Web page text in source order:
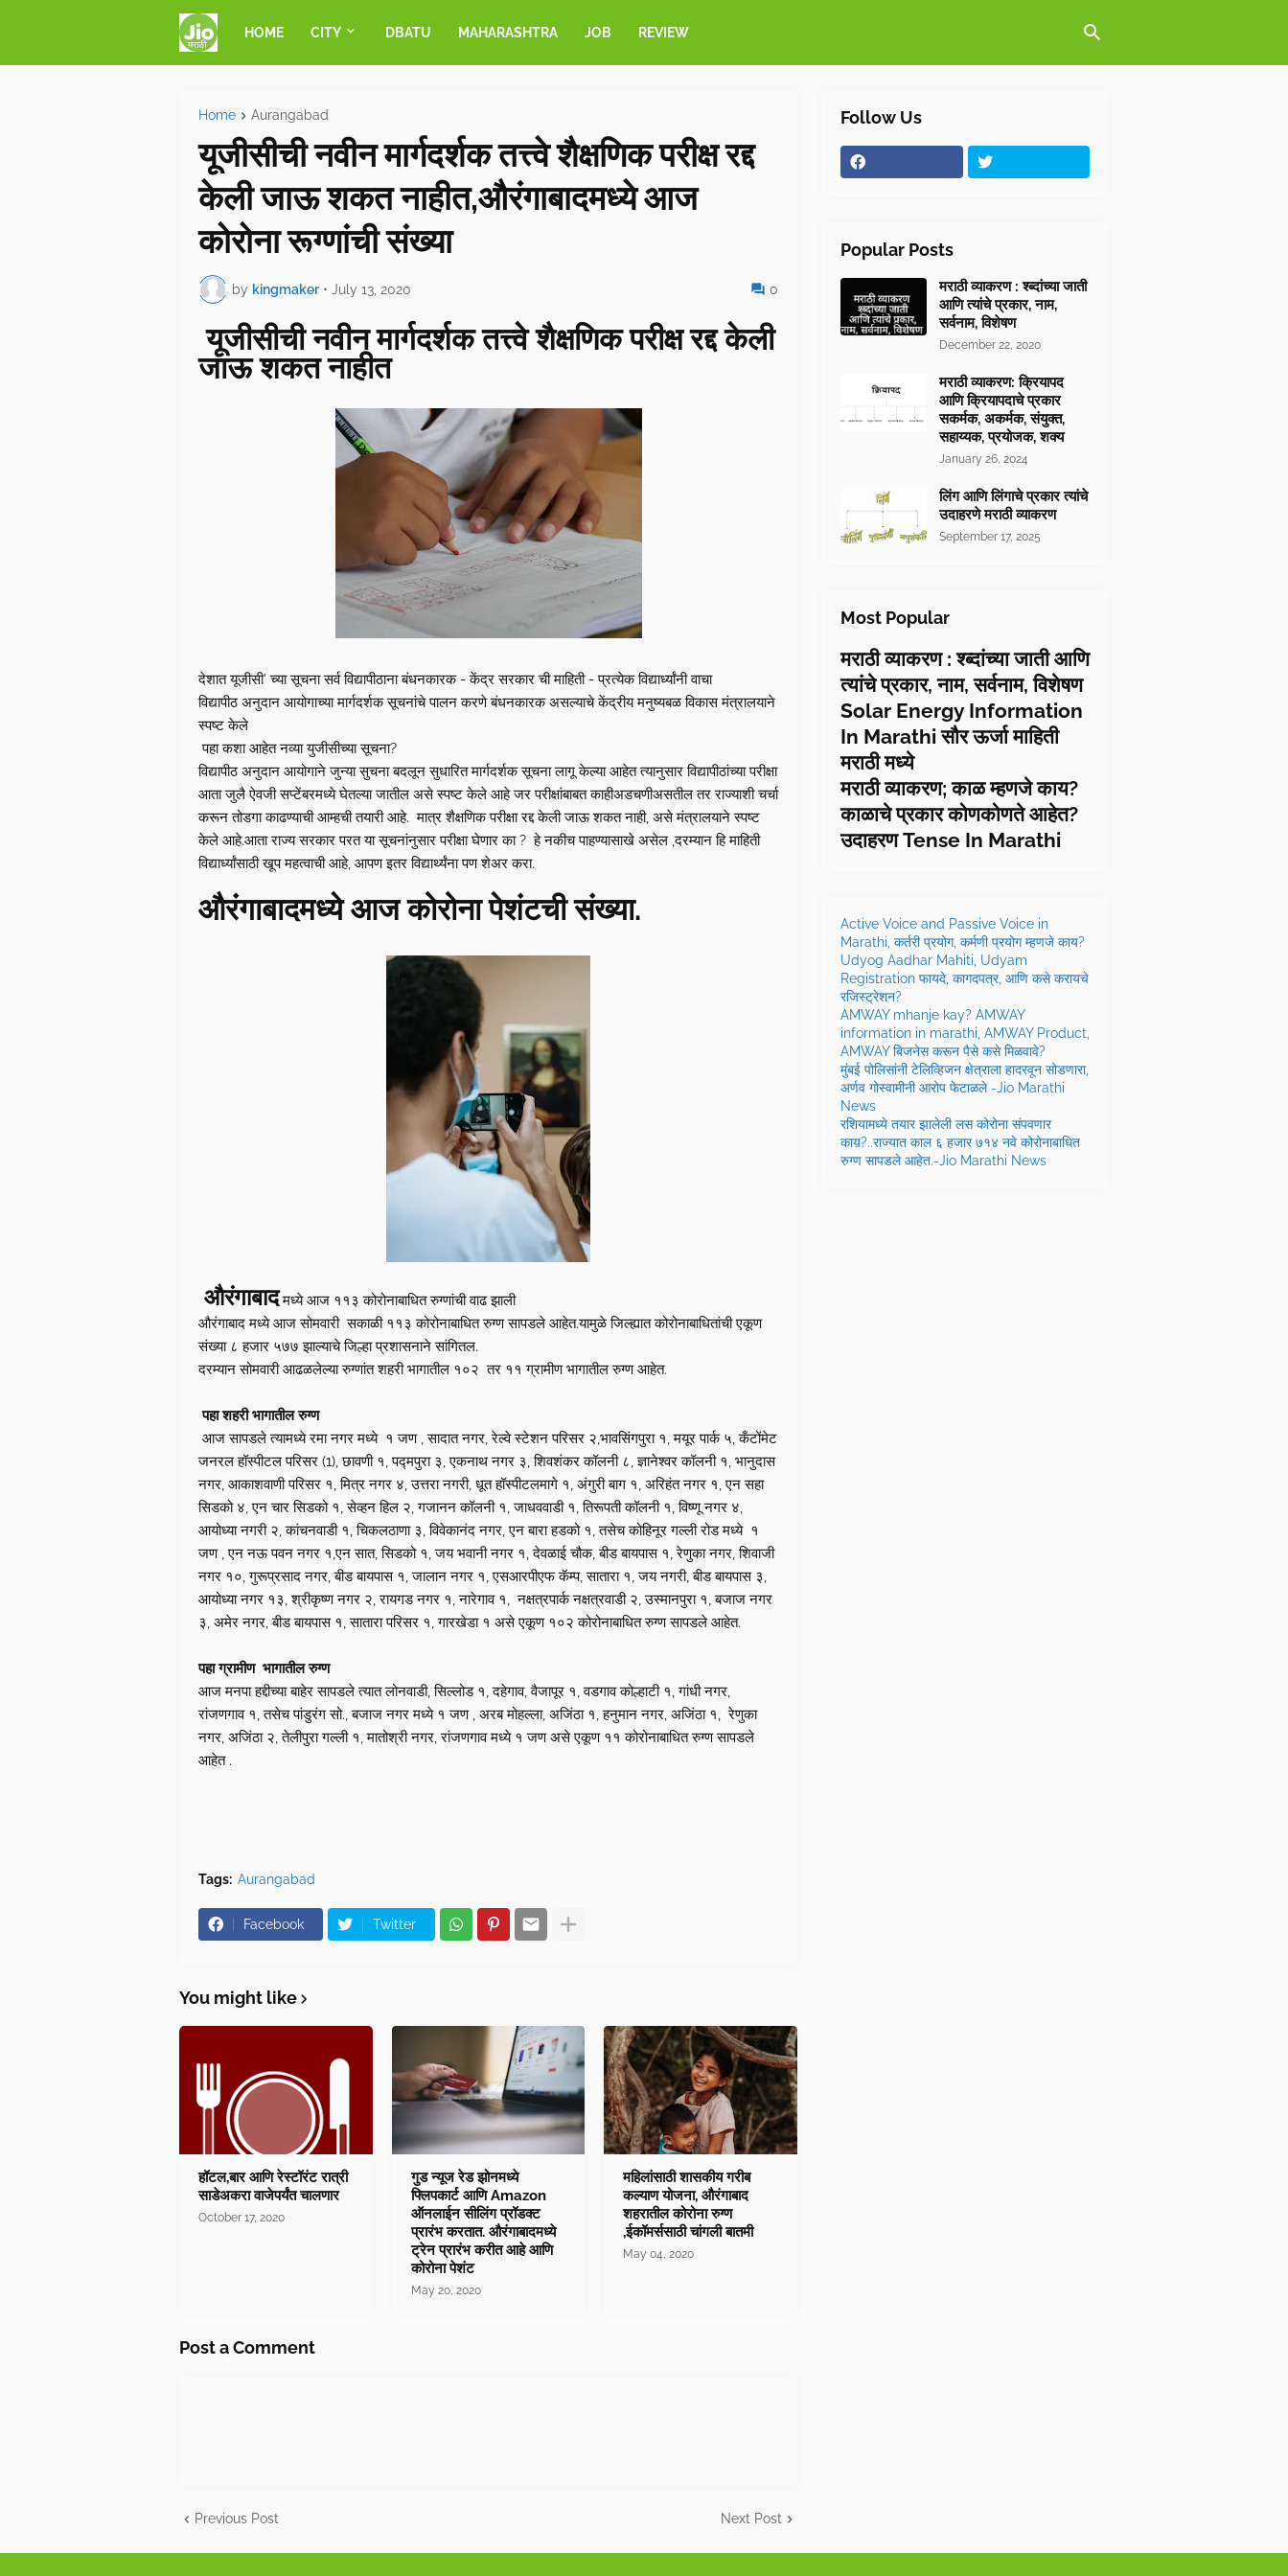
HOME CITY DBATU MAHARASHTRA JOB REVIEW
Home Aurangabad
यूजीसीची नवीन मार्गदर्शक तत्त्वे शैक्षणिक परीक्ष रद्द
केली जाऊ शकत नाहीत,औरंगाबादमध्ये आज
कोरोना रूग्णांची संख्या
by kingmaker • July 13, 2020 0
यूजीसीची नवीन मार्गदर्शक तत्त्वे शैक्षणिक परीक्ष रद्द केली
जाऊ शकत नाहीत
देशात यूजीसी’ च्या सूचना सर्व विद्यापीठाना बंधनकारक - केंद्र सरकार ची माहिती - प्रत्येक विद्यार्ध्यांनी वाचा
विद्यापीठ अनुदान आयोगाच्या मार्गदर्शक सूचनांचे पालन करणे बंधनकारक असल्याचे केंद्रीय मनुष्यबळ विकास मंत्रालयाने
स्पष्ट केले
पहा कशा आहेत नव्या युजीसीच्या सूचना?
विद्यापीठ अनुदान आयोगाने जुन्या सुचना बदलून सुधारित मार्गदर्शक सूचना लागू केल्या आहेत त्यानुसार विद्यापीठांच्या परीक्षा
आता जुलै ऐवजी सप्टेंबरमध्ये घेतल्या जातील असे स्पष्ट केले आहे जर परीक्षांबाबत काहीअडचणीअसतील तर राज्याशी चर्चा
करून तोडगा काढण्याची आम्हची तयारी आहे. मात्र शैक्षणिक परीक्षा रद्द केली जाऊ शकत नाही, असे मंत्रालयाने स्पष्ट
केले आहे.आता राज्य सरकार परत या सूचनांनुसार परीक्षा घेणार का ? हे नकीच पाहण्यासाखे असेल ,दरम्यान हि माहिती
विद्यार्ध्यांसाठी खूप महत्वाची आहे, आपण इतर विद्यार्थ्यंना पण शेअर करा.
औरंगाबादमध्ये आज कोरोना पेशंटची संख्या.
औरंगाबादमध्ये आज ११३ कोरोनाबाधित रुग्णांची वाढ झाली
औरंगाबाद मध्ये आज सोमवारी सकाळी ११३ कोरोनाबाधित रुग्ण सापडले आहेत.यामुळे जिल्ह्यात कोरोनाबाधितांची एकूण
संख्या ८ हजार ५७७ झाल्याचे जिल्हा प्रशासनाने सांगितल.
दरम्यान सोमवारी आढळलेल्या रुग्णांत शहरी भागातील १०२ तर ११ ग्रामीण भागातील रुग्ण आहेत.
पहा शहरी भागातील रुग्ण
आज सापडले त्यामध्ये रमा नगर मध्ये १ जण , सादात नगर, रेल्वे स्टेशन परिसर २,भावसिंगपुरा १, मयूर पार्क ५, कँटोंमेट
जनरल हॉस्पीटल परिसर (1), छावणी १, पद्मपुरा ३, एकनाथ नगर ३, शिवशंकर कॉलनी ८, ज्ञानेश्वर कॉलनी १, भानुदास
नगर, आकाशवाणी परिसर १, मित्र नगर ४, उत्तरा नगरी, धूत हॉस्पीटलमागे १, अंगुरी बाग १, अरिहंत नगर १, एन सहा
सिडको ४, एन चार सिडको १, सेव्हन हिल २, गजानन कॉलनी १, जाधववाडी १, तिरूपती कॉलनी १, विष्णू नगर ४,
आयोध्या नगरी २, कांचनवाडी १, चिकलठाणा ३, विवेकानंद नगर, एन बारा हडको १, तसेच कोहिनूर गल्ली रोड मध्ये १
जण , एन नऊ पवन नगर १,एन सात, सिडको १, जय भवानी नगर १, देवळाई चौक, बीड बायपास १, रेणुका नगर, शिवाजी
नगर १०, गुरूप्रसाद नगर, बीड बायपास १, जालान नगर १, एसआरपीएफ कॅम्प, सातारा १, जय नगरी, बीड बायपास ३,
आयोध्या नगर १३, श्रीकृष्ण नगर २, रायगड नगर १, नारेगाव १, नक्षत्रपार्क नक्षत्रवाडी २, उस्मानपुरा १, बजाज नगर
३, अमेर नगर, बीड बायपास १, सातारा परिसर १, गारखेडा १ असे एकूण १०२ कोरोनाबाधित रुग्ण सापडले आहेत.
पहा ग्रामीण भागातील रुग्ण
आज मनपा हद्दीच्या बाहेर सापडले त्यात लोनवाडी, सिल्लोड १, दहेगाव, वैजापूर १, वडगाव कोल्हाटी १, गांधी नगर,
रांजणगाव १, तसेच पांडुरंग सो., बजाज नगर मध्ये १ जण , अरब मोहल्ला, अजिंठा १, हनुमान नगर, अजिंठा १, रेणुका
नगर, अजिंठा २, तेलीपुरा गल्ली १, मातोश्री नगर, रांजणगाव मध्ये १ जण असे एकूण ११ कोरोनाबाधित रुग्ण सापडले
आहेत .
Tags: Aurangabad
Facebook Twitter
You might like
हॉटल,बार आणि रेस्टॉरंट रात्री
साडेअकरा वाजेपर्यंत चालणार
October 17, 2020
गुड न्यूज रेड झोनमध्ये
फ्लिपकार्ट आणि Amazon
ऑनलाईन सीलिंग प्रॉडक्ट
प्रारंभ करतात. औरंगाबादमध्ये
ट्रेन प्रारंभ करीत आहे आणि
कोरोना पेशंट
May 20, 2020
महिलांसाठी शासकीय गरीब
कल्याण योजना, औरंगाबाद
शहरातील कोरोना रुग्ण
,ईकॉमर्ससाठी चांगली बातमी
May 04, 2020
Post a Comment
Previous Post Next Post
Follow Us
Popular Posts
मराठी व्याकरण : श्ब्दांच्या जाती
आणि त्यांचे प्रकार, नाम,
सर्वनाम, विशेषण
December 22, 2020
मराठी व्याकरण: क्रियापद
आणि क्रियापदाचे प्रकार
सकर्मक, अकर्मक, संयुक्त,
सहाय्यक, प्रयोजक, शक्य
January 26, 2024
लिंग आणि लिंगाचे प्रकार त्यांचे
उदाहरणे मराठी व्याकरण
September 17, 2025
Most Popular
मराठी व्याकरण : श्ब्दांच्या जाती आणि
त्यांचे प्रकार, नाम, सर्वनाम, विशेषण
Solar Energy Information
In Marathi सौर ऊर्जा माहिती
मराठी मध्ये
मराठी व्याकरण; काळ म्हणजे काय?
काळाचे प्रकार कोणकोणते आहेत?
उदाहरण Tense In Marathi
Active Voice and Passive Voice in
Marathi, कर्तरी प्रयोग, कर्मणी प्रयोग म्हणजे काय?
Udyog Aadhar Mahiti, Udyam
Registration फायदे, कागदपत्र, आणि कसे करायचे
रजिस्ट्रेशन?
AMWAY mhanje kay? AMWAY
information in marathi, AMWAY Product,
AMWAY बिजनेस करून पैसे कसे मिळवावे?
मुंबई पोलिसांनी टेलिव्हिजन क्षेत्राला हादरवून सोडणारा,
अर्णव गोस्वामीनी आरोप फेटाळले -Jio Marathi
News
रशियामध्ये तयार झालेली लस कोरोना संपवणार
काय़?..राज्यात काल ६ हजार ७१४ नवे कोरोनाबाधित
रुग्ण सापडले आहेत.-Jio Marathi News